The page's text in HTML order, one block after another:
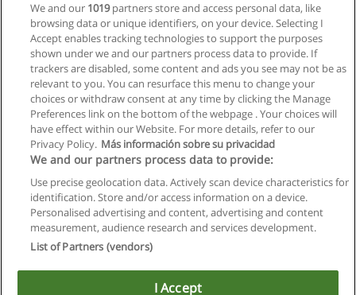
Allgemeinen geschäftsbedingungen
Datenschutzpolitik
In Verbindung setzen mit Educaedu
Copyright © Educaedu Business S.L. - CIF : B-95610580: -
We and our 1019partners store and access personal data, like
browsing data or unique identifiers, on your device. Selecting I
Accept enables tracking technologies to support the purposes
shown under we and our partners process data to provide. If
trackers are disabled, some content and ads you see may not be as
relevant to you. You can resurface this menu to change your
choices or withdraw consent at any time by clicking the Manage
Preferences link on the bottom of the webpage . Your choices will
have effect within our Website. For more details, refer to our
Privacy Policy. Más información sobre su privacidad
We and our partners process data to provide:
Use precise geolocation data. Actively scan device characteristics for
identification. Store and/or access information on a device.
Personalised advertising and content, advertising and content
measurement, audience research and services development.
List of Partners (vendors)
I Accept